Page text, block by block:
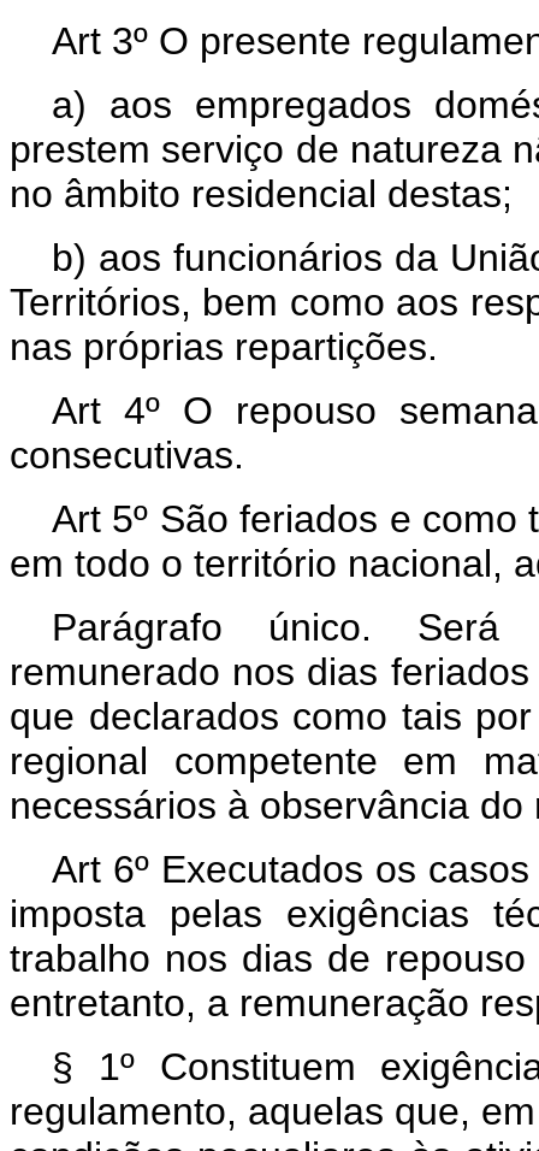
Art 3º O presente
a) aos empregados
prestem serviço de natureza
no âmbito residencial destas;
b) aos funcionários da
Territórios, bem como aos
nas próprias repartições.
Art 4º O repouso
consecutivas.
Art 5º São feriados e
em todo o território nacional,
Parágrafo único. Será
remunerado nos dias
que declarados como tais
regional competente em
necessários à observância
Art 6º Executados os
imposta pelas exigências
trabalho nos dias de
entretanto, a remuneração
§ 1º Constituem
regulamento, aquelas que,